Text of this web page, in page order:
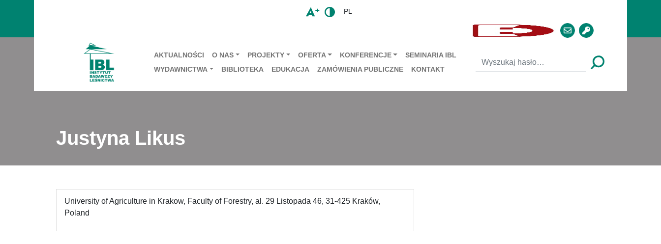
PL
AKTUALNOŚCI O NAS PROJEKTY OFERTA KONFERENCJE
SEMINARIA IBL
WYDAWNICTWA
BIBLIOTEKA EDUKACJA ZAMÓWIENIA PUBLICZNE KONTAKT
Justyna Likus
University of Agriculture in Krakow, Faculty of Forestry, al. 29 Listopada 46, 31-425 Kraków,
Poland